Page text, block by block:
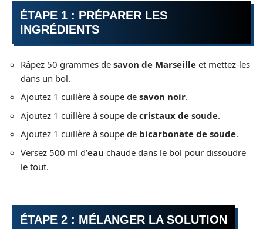
ÉTAPE 1 : PRÉPARER LES
INGRÉDIENTS
Râpez 50 grammes de savon de Marseille et mettez-les
dans un bol.
Ajoutez 1 cuillère à soupe de savon noir.
Ajoutez 1 cuillère à soupe de cristaux de soude.
Ajoutez 1 cuillère à soupe de bicarbonate de soude.
Versez 500 ml d’eau chaude dans le bol pour dissoudre
le tout.
ÉTAPE 2 : MÉLANGER LA SOLUTION